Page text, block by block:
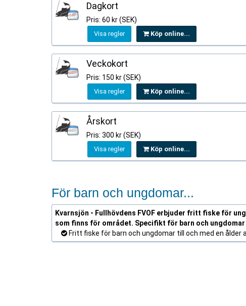
Dagkort
Pris: 60 kr (SEK)
Visa regler Köp online...
Veckokort
Pris: 150 kr (SEK)
Visa regler Köp online...
Årskort
Pris: 300 kr (SEK)
Visa regler Köp online...
För barn och ungdomar...
Kvarnsjön - Fullhövdens FVOF erbjuder fritt fiske för
som finns för området. Specifikt för barn och
Fritt fiske för barn och ungdomar till och med en ålder